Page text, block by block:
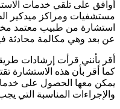
أوافق على تلقي خدمات
مستشفيات ومراكز ميدكير
استشارة من طبيب معتمد
عن بعد وهي مكالمة محادثة
أقر بأنني قرأت إرشادات
كما أقر بأن هذه الاستشارة
يمكن معها الحصول على
والإجراءات المناسبة التي